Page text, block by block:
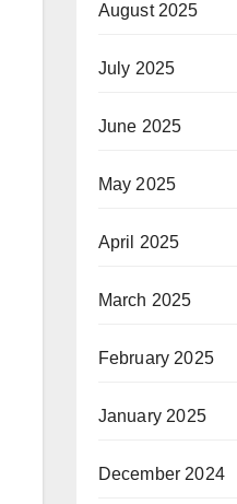
August 2025
July 2025
June 2025
May 2025
April 2025
March 2025
February 2025
January 2025
December 2024